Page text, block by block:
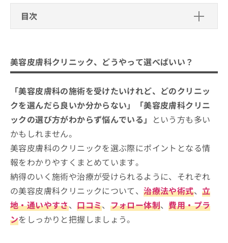
目次
美容皮膚科クリニックを選ぶ際にチェ
そもそも美容皮膚科の施術って？メジャーな美容
施術5選！
大分県で評判の美容皮膚科クリニック
おすすめ10選
あきこ皮フ科クリニック
いちみや皮フ科クリニック
エフクリニック大分
おおいし皮フ科クリニック
皮フ科 河野クリニック
いいそらヒフ科クリニック
いしかわ皮ふ科・形成外科
美容皮膚科クリニック、どうやって選べばいい？
「美容皮膚科の施術を受けたいけれど、どのクリニッ
クを選んだら良いか分からない」「美容皮膚科クリニ
ックの選び方がわからず悩んでいる」 という方も多い
かもしれません。
美容皮膚科のクリニックを選ぶ際にポイントとなる情
報をわかりやすくまとめています。
納得のいく施術や治療が受けられるように、それぞれ
の美容皮膚科クリニックについて、治療法や術式、 立
地・通いやすさ、口コミ、 フォロー体制、費用・プラ
ンをしっかりと把握しましょう。
ち
情
報
修
は
こ
ち
ら
そ
の
他
の
お
問
い
料
の
お
申
し
込
み
は
こ
ち
ら